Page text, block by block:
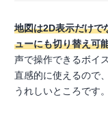
地図は2D表示だけで
ューにも切り替え可
声で操作できるボイ
直感的に使えるので
うれしいところです。